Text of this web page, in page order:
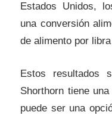
Estados Unidos,
una conversión
de alimento por
Estos resultados
Shorthorn tiene
puede ser una